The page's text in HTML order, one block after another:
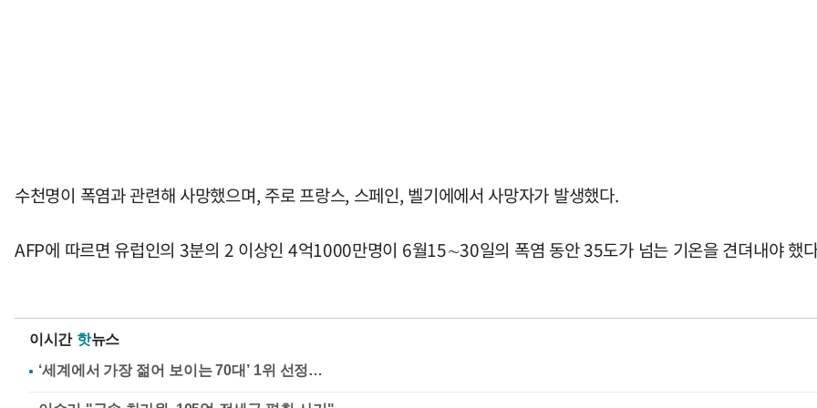
수천명이 폭염과 관련해 사망했으며, 주로 프랑스, 스페인, 벨기에에서 사망자가 발생했다.
AFP에 따르면 유럽인의 3분의 2 이상인 4억1000만명이 6월15∼30일의 폭염 동안 35도가 넘는 기온을 견뎌내야 했
이시간 핫뉴스